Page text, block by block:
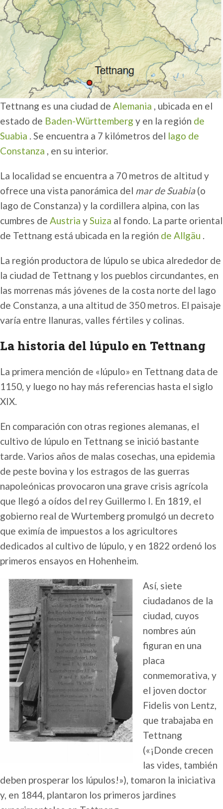
Tettnang es una ciudad de Alemania , ubicada en el
estado de Baden-Württemberg y en la región de
Suabia . Se encuentra a 7 kilómetros del lago de
Constanza , en su interior.
La localidad se encuentra a 70 metros de altitud y
ofrece una vista panorámica del mar de Suabia (o
lago de Constanza) y la cordillera alpina, con las
cumbres de Austria ySuiza al fondo. La parte oriental
de Tettnang está ubicada en la región de Allgäu .
La región productora de lúpulo se ubica alrededor de
la ciudad de Tettnang y los pueblos circundantes, en
las morrenas más jóvenes de la costa norte del lago
de Constanza, a una altitud de 350 metros. El paisaje
varía entre llanuras, valles fértiles y colinas.
La historia del lúpulo en Tettnang
La primera mención de «lúpulo» en Tettnang data de
1150, y luego no hay más referencias hasta el siglo
XIX.
En comparación con otras regiones alemanas, el
cultivo de lúpulo en Tettnang se inició bastante
tarde. Varios años de malas cosechas, una epidemia
de peste bovina y los estragos de las guerras
napoleónicas provocaron una grave crisis agrícola
que llegó a oídos del rey Guillermo I. En 1819, el
gobierno real de Wurtemberg promulgó un decreto
que eximía de impuestos a los agricultores
dedicados al cultivo de lúpulo, y en 1822 ordenó los
primeros ensayos en Hohenheim.
Así, siete
ciudadanos de la
ciudad, cuyos
nombres aún
figuran en una
placa
conmemorativa, y
el joven doctor
Fidelis von Lentz,
que trabajaba en
Tettnang
(«¡Donde crecen
las vides, también
deben prosperar los lúpulos!»), tomaron la iniciativa
y, en 1844, plantaron los primeros jardines